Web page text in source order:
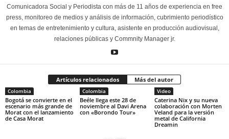
Comunicadora Social y Periodista con más de 11 años de experiencia en free
press, monitoreo de medios y análisis de información, cubrimiento periodístico
en temas de entretenimiento y cultura, asistente en producción audiovisual,
relaciones públicas y Commnity Manager jr.
Artículos relacionados Más del autor
Colombia
Bogotá se convierte en el
escenario más grande de
Morat con el lanzamiento
de Casa Morat
Colombia
Beéle llega este 28 de
noviembre al Davi Arena
con «Borondo Tour»
Video
Caterina Nix y su nueva
colaboración con Morten
Veland para la versión
metal de California
Dreamin